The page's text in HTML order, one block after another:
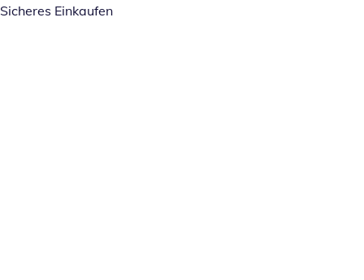
Sicheres Einkaufen